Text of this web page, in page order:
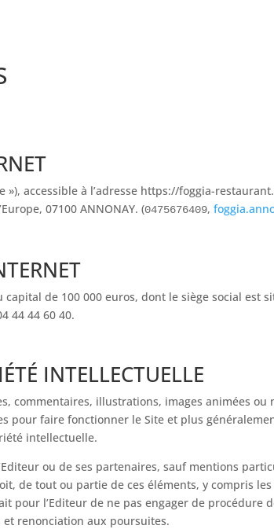
»), accessible à l’adresse https://foggia-
07100 ANNONAY. (0475676409,
capital de 100 000 euros, dont le siège social est
44 44 60 40.
INTELLECTUELLE
commentaires, illustrations, images animées
pour faire fonctionner le Site et plus
intellectuelle.
ou de ses partenaires, sauf mentions
de tout ou partie de ces éléments, y compris
pour l’Editeur de ne pas engager de
renonciation aux poursuites.